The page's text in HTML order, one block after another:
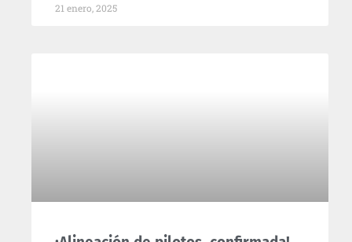
21 enero, 2025